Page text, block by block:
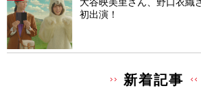
初出演！
新着記事